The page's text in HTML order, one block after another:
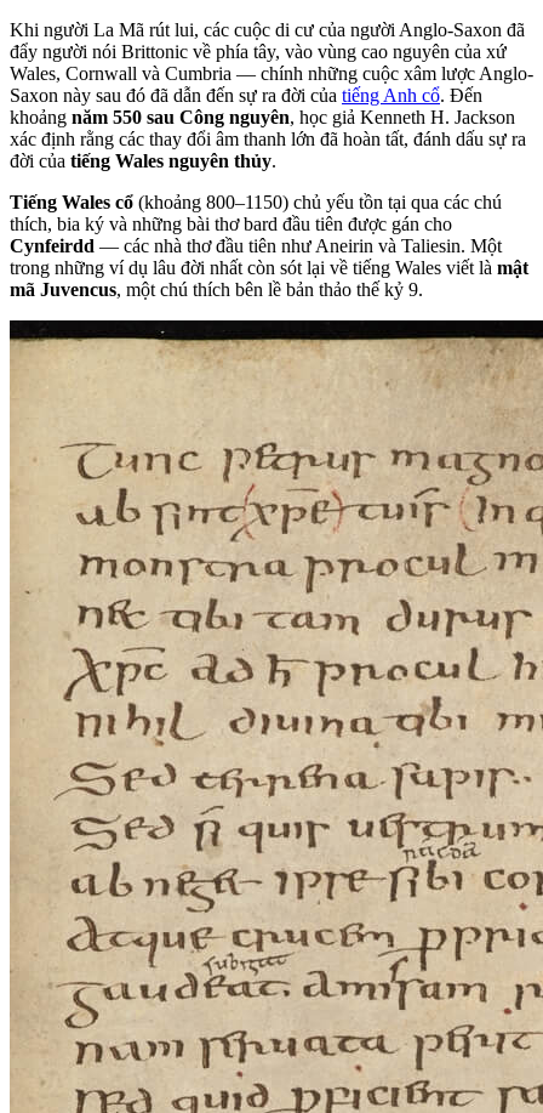
Khi người La Mã rút lui, các cuộc di cư của người Anglo-Saxon đã
đẩy người nói Brittonic về phía tây, vào vùng cao nguyên của xứ
Wales, Cornwall và Cumbria — chính những cuộc xâm lược Anglo-
Saxon này sau đó đã dẫn đến sự ra đời của tiếng Anh cổ. Đến
khoảng năm 550 sau Công nguyên, học giả Kenneth H. Jackson
xác định rằng các thay đổi âm thanh lớn đã hoàn tất, đánh dấu sự ra
đời của tiếng Wales nguyên thủy.
Tiếng Wales cổ (khoảng 800–1150) chủ yếu tồn tại qua các chú
thích, bia ký và những bài thơ bard đầu tiên được gán cho
Cynfeirdd — các nhà thơ đầu tiên như Aneirin và Taliesin. Một
trong những ví dụ lâu đời nhất còn sót lại về tiếng Wales viết là mật
mã Juvencus, một chú thích bên lề bản thảo thế kỷ 9.